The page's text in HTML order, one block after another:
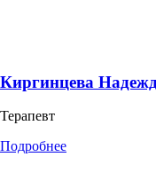
Киргинцева
Терапевт
Подробнее